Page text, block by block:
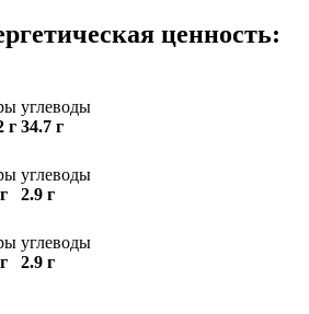
ценность:
г
углеводы
34.7 г
углеводы
2.9 г
углеводы
2.9 г